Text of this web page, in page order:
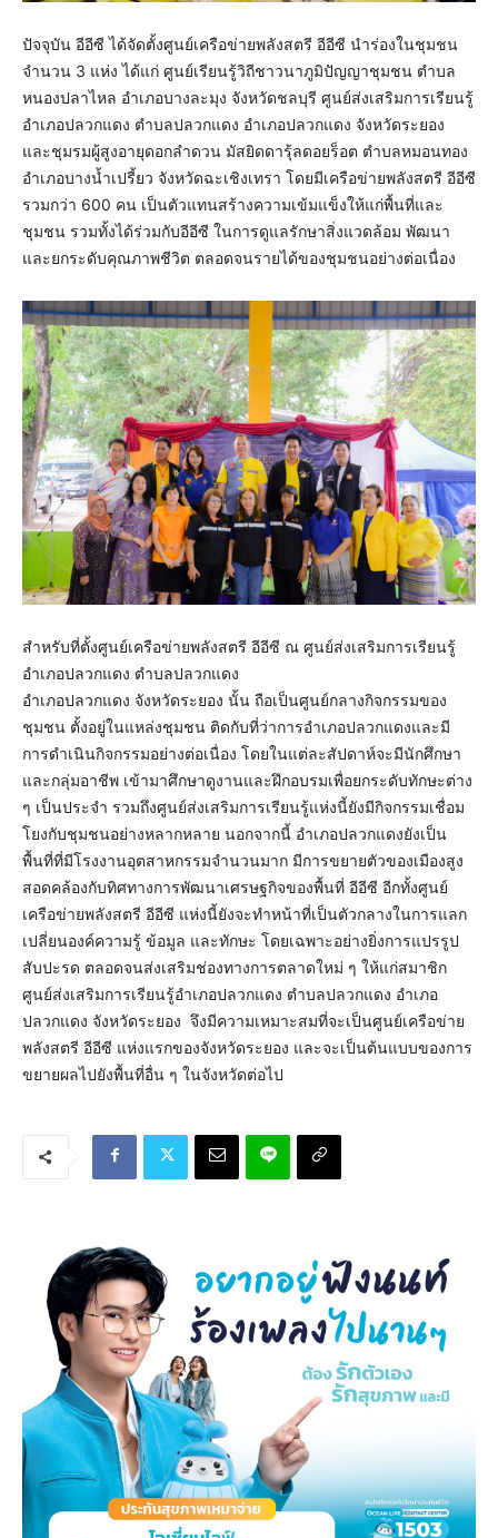
ปัจจุบัน อีอีซี ได้จัดตั้งศูนย์เครือข่ายพลังสตรี อีอีซี นำร่องในชุมชน
จำนวน 3 แห่ง ได้แก่ ศูนย์เรียนรู้วิถีชาวนาภูมิปัญญาชุมชน ตำบล
หนองปลาไหล อำเภอบางละมุง จังหวัดชลบุรี ศูนย์ส่งเสริมการเรียนรู้
อำเภอปลวกแดง ตำบลปลวกแดง อำเภอปลวกแดง จังหวัดระยอง
และชุมรมผู้สูงอายุดอกลำดวน มัสยิดดารุ้ลดอยร็อต ตำบลหมอนทอง
อำเภอบางน้ำเปรี้ยว จังหวัดฉะเชิงเทรา โดยมีเครือข่ายพลังสตรี อีอีซี
รวมกว่า 600 คน เป็นตัวแทนสร้างความเข้มแข็งให้แก่พื้นที่และ
ชุมชน รวมทั้งได้ร่วมกับอีอีซี ในการดูแลรักษาสิ่งแวดล้อม พัฒนา
และยกระดับคุณภาพชีวิต ตลอดจนรายได้ของชุมชนอย่างต่อเนื่อง
สำหรับที่ตั้งศูนย์เครือข่ายพลังสตรี อีอีซี ณ ศูนย์ส่งเสริมการเรียนรู้
อำเภอปลวกแดง ตำบลปลวกแดง
อำเภอปลวกแดง จังหวัดระยอง นั้น ถือเป็นศูนย์กลางกิจกรรมของ
ชุมชน ตั้งอยู่ในแหล่งชุมชน ติดกับที่ว่าการอำเภอปลวกแดงและมี
การดำเนินกิจกรรมอย่างต่อเนื่อง โดยในแต่ละสัปดาห์จะมีนักศึกษา
และกลุ่มอาชีพ เข้ามาศึกษาดูงานและฝึกอบรมเพื่อยกระดับทักษะต่าง
ๆ เป็นประจำ รวมถึงศูนย์ส่งเสริมการเรียนรู้แห่งนี้ยังมีกิจกรรมเชื่อม
โยงกับชุมชนอย่างหลากหลาย นอกจากนี้ อำเภอปลวกแดงยังเป็น
พื้นที่ที่มีโรงงานอุตสาหกรรมจำนวนมาก มีการขยายตัวของเมืองสูง
สอดคล้องกับทิศทางการพัฒนาเศรษฐกิจของพื้นที่ อีอีซี อีกทั้งศูนย์
เครือข่ายพลังสตรี อีอีซี แห่งนี้ยังจะทำหน้าที่เป็นตัวกลางในการแลก
เปลี่ยนองค์ความรู้ ข้อมูล และทักษะ โดยเฉพาะอย่างยิ่งการแปรรูป
สับปะรด ตลอดจนส่งเสริมช่องทางการตลาดใหม่ ๆ ให้แก่สมาชิก
ศูนย์ส่งเสริมการเรียนรู้อำเภอปลวกแดง ตำบลปลวกแดง อำเภอ
ปลวกแดง จังหวัดระยอง จึงมีความเหมาะสมที่จะเป็นศูนย์เครือข่าย
พลังสตรี อีอีซี แห่งแรกของจังหวัดระยอง และจะเป็นต้นแบบของการ
ขยายผลไปยังพื้นที่อื่น ๆ ในจังหวัดต่อไป